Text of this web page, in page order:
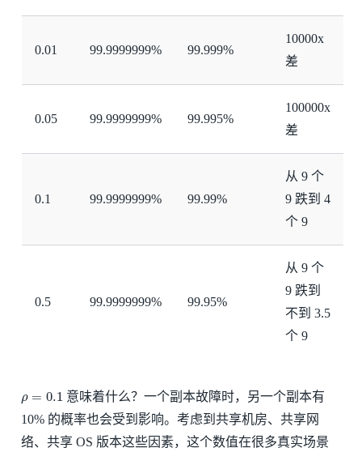
0.01 99.9999999% 99.999%
10000x
差
0.05 99.9999999% 99.995%
100000x
差
0.1 99.9999999% 99.99%
从 9 个
9 跌到 4
个 9
0.5 99.9999999% 99.95%
从 9 个
9 跌到
不到 3.5
个 9
ρ = 0.1
ρ= 0.1
意味着什么？一个副本故障时，另一个副本有
10% 的概率也会受到影响。考虑到共享机房、共享网
络、共享 OS 版本这些因素，这个数值在很多真实场景